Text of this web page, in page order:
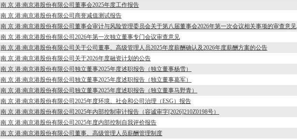
南 京 港:南京港股份有限公司董事会2025年度工作报告
南 京 港:南京港股份有限公司商誉减值测试报告
南 京 港:南京港股份有限公司董事会审计与风险管理委员会关于第八届董事会2026年第一次会议相关事项的审查意见
南 京 港:南京港股份有限公司2026年第一次独立董事专门会议审查意见
南 京 港:南京港股份有限公司关于公司董事、高级管理人员2025年度薪酬确认及2026年度薪酬方案的公告
南 京 港:南京港股份有限公司关于2026年度融资计划的公告
南 京 港:南京港股份有限公司独立董事2025年度述职报告（独立董事杨雪）
南 京 港:南京港股份有限公司独立董事2025年度述职报告（独立董事葛军）
南 京 港:南京港股份有限公司独立董事2025年度述职报告（独立董事马野青）
南 京 港:南京港股份有限公司2025年度环境、社会和公司治理（ESG）报告
南 京 港:南京港股份有限公司2025年内部控制审计报告（容诚审字[2026]210Z0198号）
南 京 港:南京港股份有限公司2025年度内部控制自我评价报告
南 京 港:南京港股份有限公司董事、高级管理人员薪酬管理制度